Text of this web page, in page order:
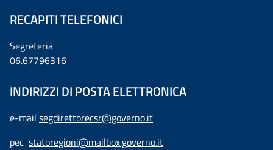
RECAPITI TELEFONICI
Segreteria
06.67796316
INDIRIZZI DI POSTA ELETTRONICA
e-mail segdirettorecsr@governo.it
pec statoregioni@mailbox.governo.it